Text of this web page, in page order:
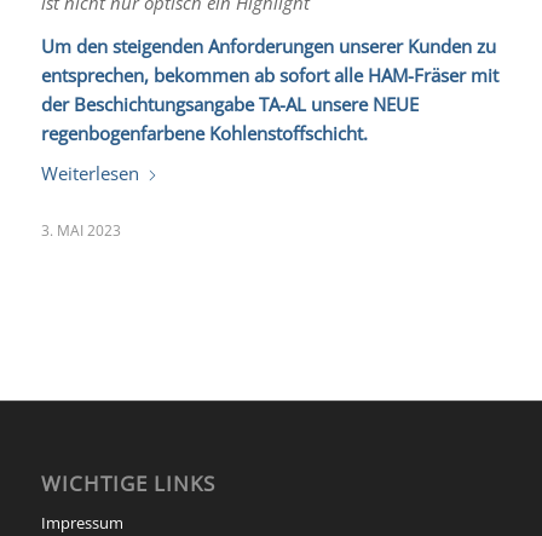
Um den steigenden Anforderungen unserer Kunden zu
entsprechen, bekommen ab sofort alle HAM-Fräser mit
der Beschichtungsangabe TA-AL unsere NEUE
regenbogenfarbene Kohlenstoffschicht.
Weiterlesen
3. MAI 2023
WICHTIGE LINKS
Impressum